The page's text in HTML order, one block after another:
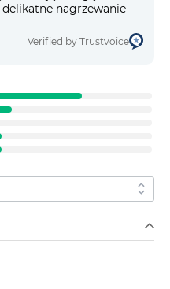
nagrzewanie
Verified by Trustvoice